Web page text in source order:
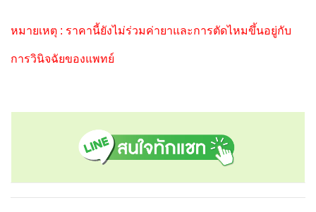
หมายเหตุ : ราคานี้ยังไม่ร่วมค่ายาและการตัดไหมขึ้นอยู่กับ
การวินิจฉัยของแพทย์